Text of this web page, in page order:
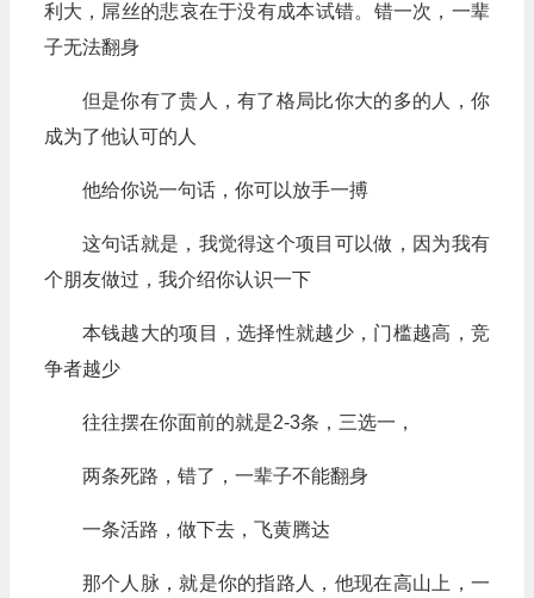
利大，屌丝的悲哀在于没有成本试错。错一次，一辈
子无法翻身
但是你有了贵人，有了格局比你大的多的人，你
成为了他认可的人
他给你说一句话，你可以放手一搏
这句话就是，我觉得这个项目可以做，因为我有
个朋友做过，我介绍你认识一下
本钱越大的项目，选择性就越少，门槛越高，竞
争者越少
往往摆在你面前的就是2-3条，三选一，
两条死路，错了，一辈子不能翻身
一条活路，做下去，飞黄腾达
那个人脉，就是你的指路人，他现在高山上，一